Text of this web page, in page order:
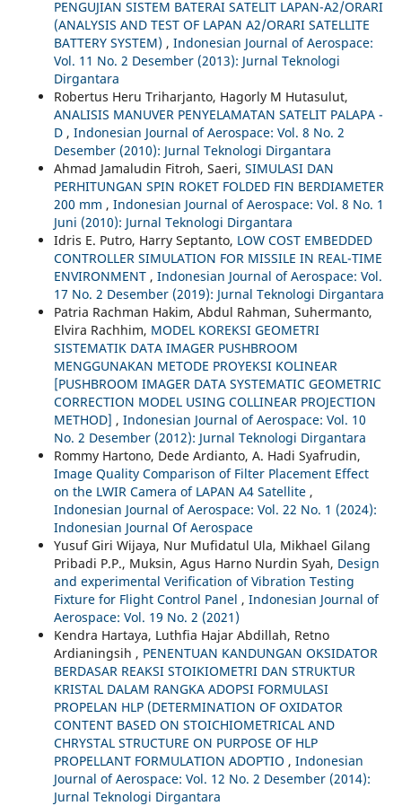
PENGUJIAN SISTEM BATERAI SATELIT LAPAN-A2/ORARI
(ANALYSIS AND TEST OF LAPAN A2/ORARI SATELLITE
BATTERY SYSTEM) , Indonesian Journal of Aerospace:
Vol. 11 No. 2 Desember (2013): Jurnal Teknologi
Dirgantara
Robertus Heru Triharjanto, Hagorly M Hutasulut,
ANALISIS MANUVER PENYELAMATAN SATELIT PALAPA -
D , Indonesian Journal of Aerospace: Vol. 8 No. 2
Desember (2010): Jurnal Teknologi Dirgantara
Ahmad Jamaludin Fitroh, Saeri, SIMULASI DAN
PERHITUNGAN SPIN ROKET FOLDED FIN BERDIAMETER
200 mm , Indonesian Journal of Aerospace: Vol. 8 No. 1
Juni (2010): Jurnal Teknologi Dirgantara
Idris E. Putro, Harry Septanto, LOW COST EMBEDDED
CONTROLLER SIMULATION FOR MISSILE IN REAL-TIME
ENVIRONMENT , Indonesian Journal of Aerospace: Vol.
17 No. 2 Desember (2019): Jurnal Teknologi Dirgantara
Patria Rachman Hakim, Abdul Rahman, Suhermanto,
Elvira Rachhim, MODEL KOREKSI GEOMETRI
SISTEMATIK DATA IMAGER PUSHBROOM
MENGGUNAKAN METODE PROYEKSI KOLINEAR
[PUSHBROOM IMAGER DATA SYSTEMATIC GEOMETRIC
CORRECTION MODEL USING COLLINEAR PROJECTION
METHOD] , Indonesian Journal of Aerospace: Vol. 10
No. 2 Desember (2012): Jurnal Teknologi Dirgantara
Rommy Hartono, Dede Ardianto, A. Hadi Syafrudin,
Image Quality Comparison of Filter Placement Effect
on the LWIR Camera of LAPAN A4 Satellite ,
Indonesian Journal of Aerospace: Vol. 22 No. 1 (2024):
Indonesian Journal Of Aerospace
Yusuf Giri Wijaya, Nur Mufidatul Ula, Mikhael Gilang
Pribadi P.P., Muksin, Agus Harno Nurdin Syah, Design
and experimental Verification of Vibration Testing
Fixture for Flight Control Panel , Indonesian Journal of
Aerospace: Vol. 19 No. 2 (2021)
Kendra Hartaya, Luthfia Hajar Abdillah, Retno
Ardianingsih , PENENTUAN KANDUNGAN OKSIDATOR
BERDASAR REAKSI STOIKIOMETRI DAN STRUKTUR
KRISTAL DALAM RANGKA ADOPSI FORMULASI
PROPELAN HLP (DETERMINATION OF OXIDATOR
CONTENT BASED ON STOICHIOMETRICAL AND
CHRYSTAL STRUCTURE ON PURPOSE OF HLP
PROPELLANT FORMULATION ADOPTIO , Indonesian
Journal of Aerospace: Vol. 12 No. 2 Desember (2014):
Jurnal Teknologi Dirgantara